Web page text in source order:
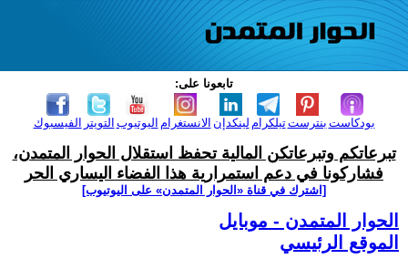
تابعونا على:
الفيسبوك التويتر اليوتيوب الانستغرام لينكدإن تيلكرامبنترست بودكاست
تبرعاتكم وتبرعاتكن المالية تحفظ استقلال الحوار المتمدن،
فشاركونا في دعم استمرارية هذا الفضاء اليساري الحر
[اشترك في قناة ‫«الحوار المتمدن» على اليوتيوب]
الحوار المتمدن - موبايل
الموقع الرئيسي